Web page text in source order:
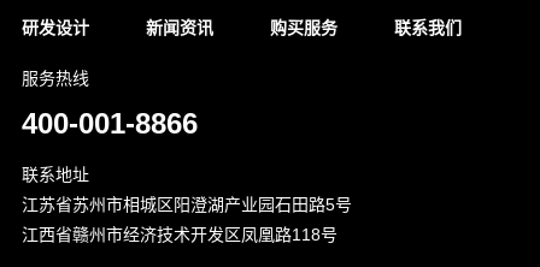
研发设计 新闻资讯 购买服务 联系我们
服务热线
400-001-8866
联系地址
江苏省苏州市相城区阳澄湖产业园石田路5号
江西省赣州市经济技术开发区凤凰路118号